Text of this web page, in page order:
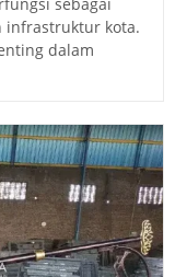
infrastruktur kota.
dalam